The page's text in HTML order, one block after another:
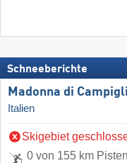
Schneeberichte
Madonna di
Italien
Skigebiet
0 von 155 km